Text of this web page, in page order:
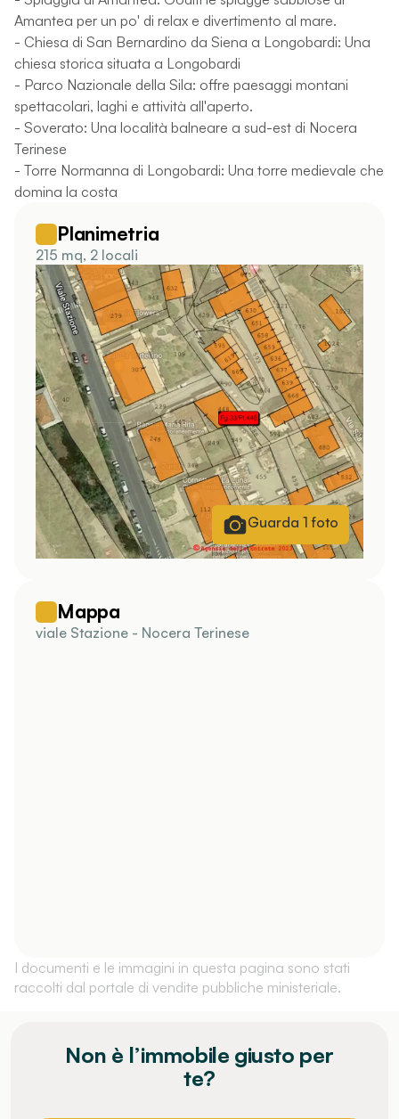
Amantea per un po' di relax e divertimento al mare.
- Chiesa di San Bernardino da Siena a Longobardi: Una
chiesa storica situata a Longobardi
- Parco Nazionale della Sila: offre paesaggi montani
spettacolari, laghi e attività all'aperto.
- Soverato: Una località balneare a sud-est di Nocera
Terinese
- Torre Normanna di Longobardi: Una torre medievale che
domina la costa
Planimetria
215 mq, 2 locali
Guarda 1 foto
Mappa
viale Stazione - Nocera Terinese
I documenti e le immagini in questa pagina sono stati
raccolti dal portale di vendite pubbliche ministeriale.
Non è l’immobile giusto per
te?